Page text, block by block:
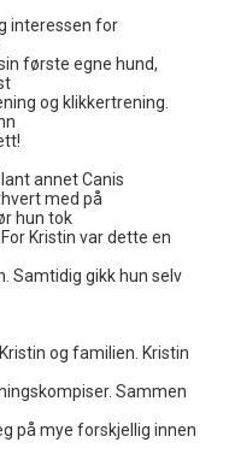
interessen for
første egne hund,
og klikkertrening.
annet Canis
med på
hun tok
Kristin var dette en
Samtidig gikk hun selv
og familien. Kristin
Sammen
på mye forskjellig innen